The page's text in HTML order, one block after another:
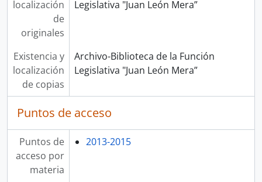
localización
de
originales
Legislativa "Juan León Mera”
Existencia y
localización
de copias
Archivo-Biblioteca de la Función
Legislativa "Juan León Mera”
Puntos de acceso
Puntos de
acceso por
materia
2013-2015